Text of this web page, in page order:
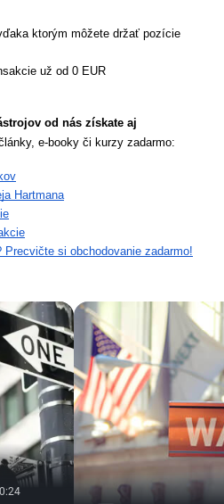
ktorým môžete držať pozície
už od 0 EUR
od nás získate aj
e-booky či kurzy zadarmo:
Hartmana
si obchodovanie zadarmo!